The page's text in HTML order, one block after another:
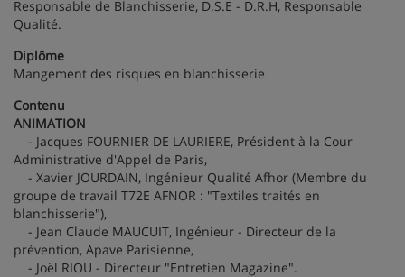
Responsable de Blanchisserie, D.S.E - D.R.H, Responsable
Qualité.
Diplôme
Mangement des risques en blanchisserie
Contenu
ANIMATION
- Jacques FOURNIER DE LAURIERE, Président à la Cour
Administrative d'Appel de Paris,
- Xavier JOURDAIN, Ingénieur Qualité Afhor (Membre du
groupe de travail T72E AFNOR : "Textiles traités en
blanchisserie"),
- Jean Claude MAUCUIT, Ingénieur - Directeur de la
prévention, Apave Parisienne,
- Joël RIOU - Directeur "Entretien Magazine".